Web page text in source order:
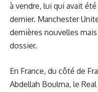
à vendre, lui qui avait
dernier. Manchester
dernières nouvelles
dossier.
En France, du côté de
Abdellah Boulma, le